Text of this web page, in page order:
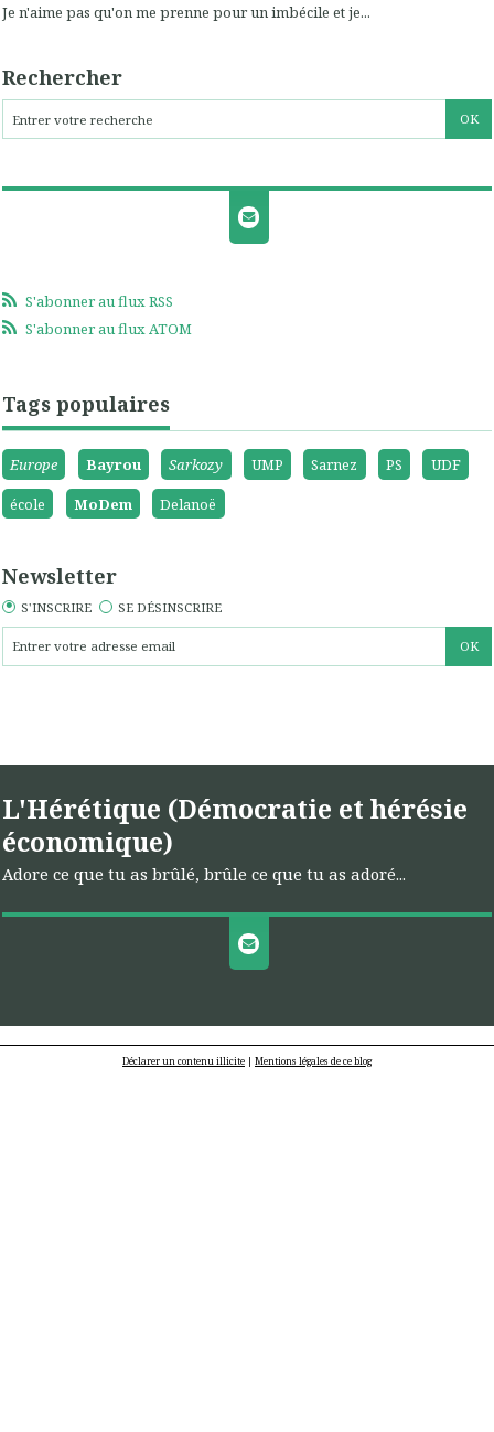
Je n'aime pas qu'on me prenne pour un imbécile et je...
Rechercher
S'abonner au flux RSS
S'abonner au flux ATOM
Tags populaires
Europe Bayrou Sarkozy UMP Sarnez PS
UDF
école
MoDem Delanoë
Newsletter
S'INSCRIRE SE DÉSINSCRIRE
L'Hérétique (Démocratie et hérésie
économique)
Adore ce que tu as brûlé, brûle ce que tu as adoré...
Déclarer un contenu illicite | Mentions légales de ce blog